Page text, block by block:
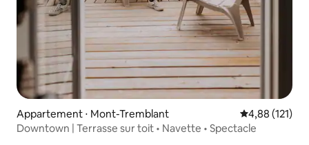
Appartement ⋅ Mont-Tremblant Évaluation
4,88 (121)
Downtown | Terrasse sur toit • Navette • Spectacle